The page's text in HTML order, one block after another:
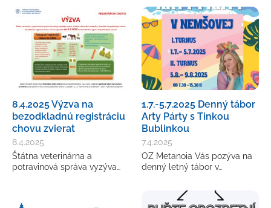
8.4.2025 Výzva na
bezodkladnú registráciu
chovu zvierat
8.4.2025
Štátna veterinárna a
potravinová správa vyzýva…
1.7.-5.7.2025 Denný tábor
Arty Párty s Tinkou
Bublinkou
7.4.2025
OZ Metanoia Vás pozýva na
denný letný tábor v…